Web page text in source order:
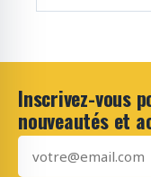
Inscrivez-vous
nouveautés et